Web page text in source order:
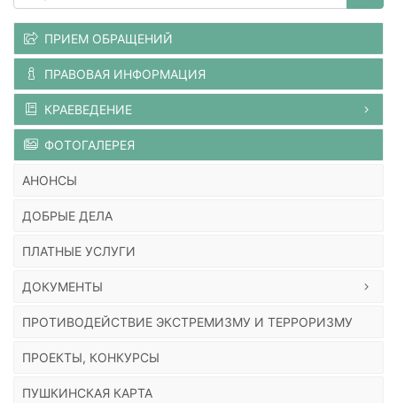
ПРИЕМ ОБРАЩЕНИЙ
ПРАВОВАЯ ИНФОРМАЦИЯ
КРАЕВЕДЕНИЕ
ФОТОГАЛЕРЕЯ
АНОНСЫ
ДОБРЫЕ ДЕЛА
ПЛАТНЫЕ УСЛУГИ
ДОКУМЕНТЫ
ПРОТИВОДЕЙСТВИЕ ЭКСТРЕМИЗМУ И ТЕРРОРИЗМУ
ПРОЕКТЫ, КОНКУРСЫ
ПУШКИНСКАЯ КАРТА